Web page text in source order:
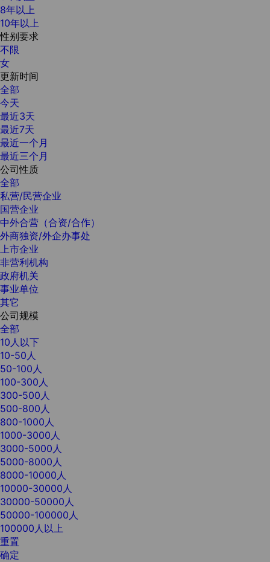
8年以上
10年以上
性别要求
不限
女
更新时间
全部
今天
最近3天
最近7天
最近一个月
最近三个月
公司性质
全部
私营/民营企业
国营企业
中外合营（合资/合作）
外商独资/外企办事处
上市企业
非营利机构
政府机关
事业单位
其它
公司规模
全部
10人以下
10-50人
50-100人
100-300人
300-500人
500-800人
800-1000人
1000-3000人
3000-5000人
5000-8000人
8000-10000人
10000-30000人
30000-50000人
50000-100000人
100000人以上
重置
确定